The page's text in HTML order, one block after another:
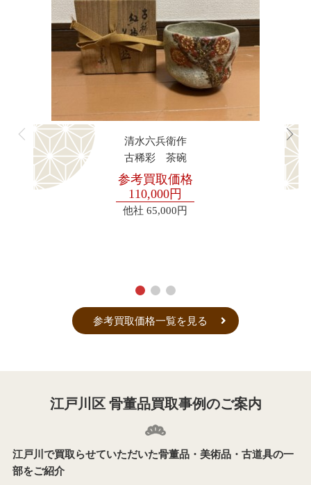
清水六兵衛作
古稀彩 茶碗
参考買取価格
110,000円
他社65,000円
参考買取価格一覧を見る
江戸川区 骨董品買取事例のご案内
江戸川で買取らせていただいた骨董品・美術品・古道具の一
部をご紹介